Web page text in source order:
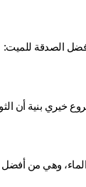
الصدقة للميت:
خيري بنية أن
الماء، وهي من